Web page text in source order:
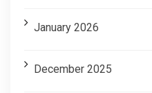
January 2026
December 2025